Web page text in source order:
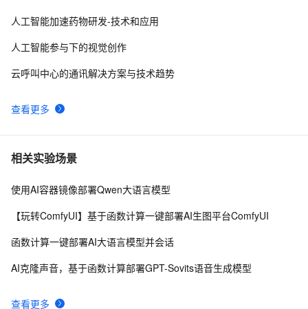
查看更多
人工智能加速药物研发-技术和应用
人工智能参与下的视觉创作
云呼叫中心的通讯解决方案与技术趋势
相关实验场景
查看更多
使用AI容器镜像部署Qwen大语言模型
【玩转ComfyUI】基于函数计算一键部署AI生图平台ComfyUI
函数计算一键部署AI大语言模型并会话
AI克隆声音，基于函数计算部署GPT-Sovits语音生成模型